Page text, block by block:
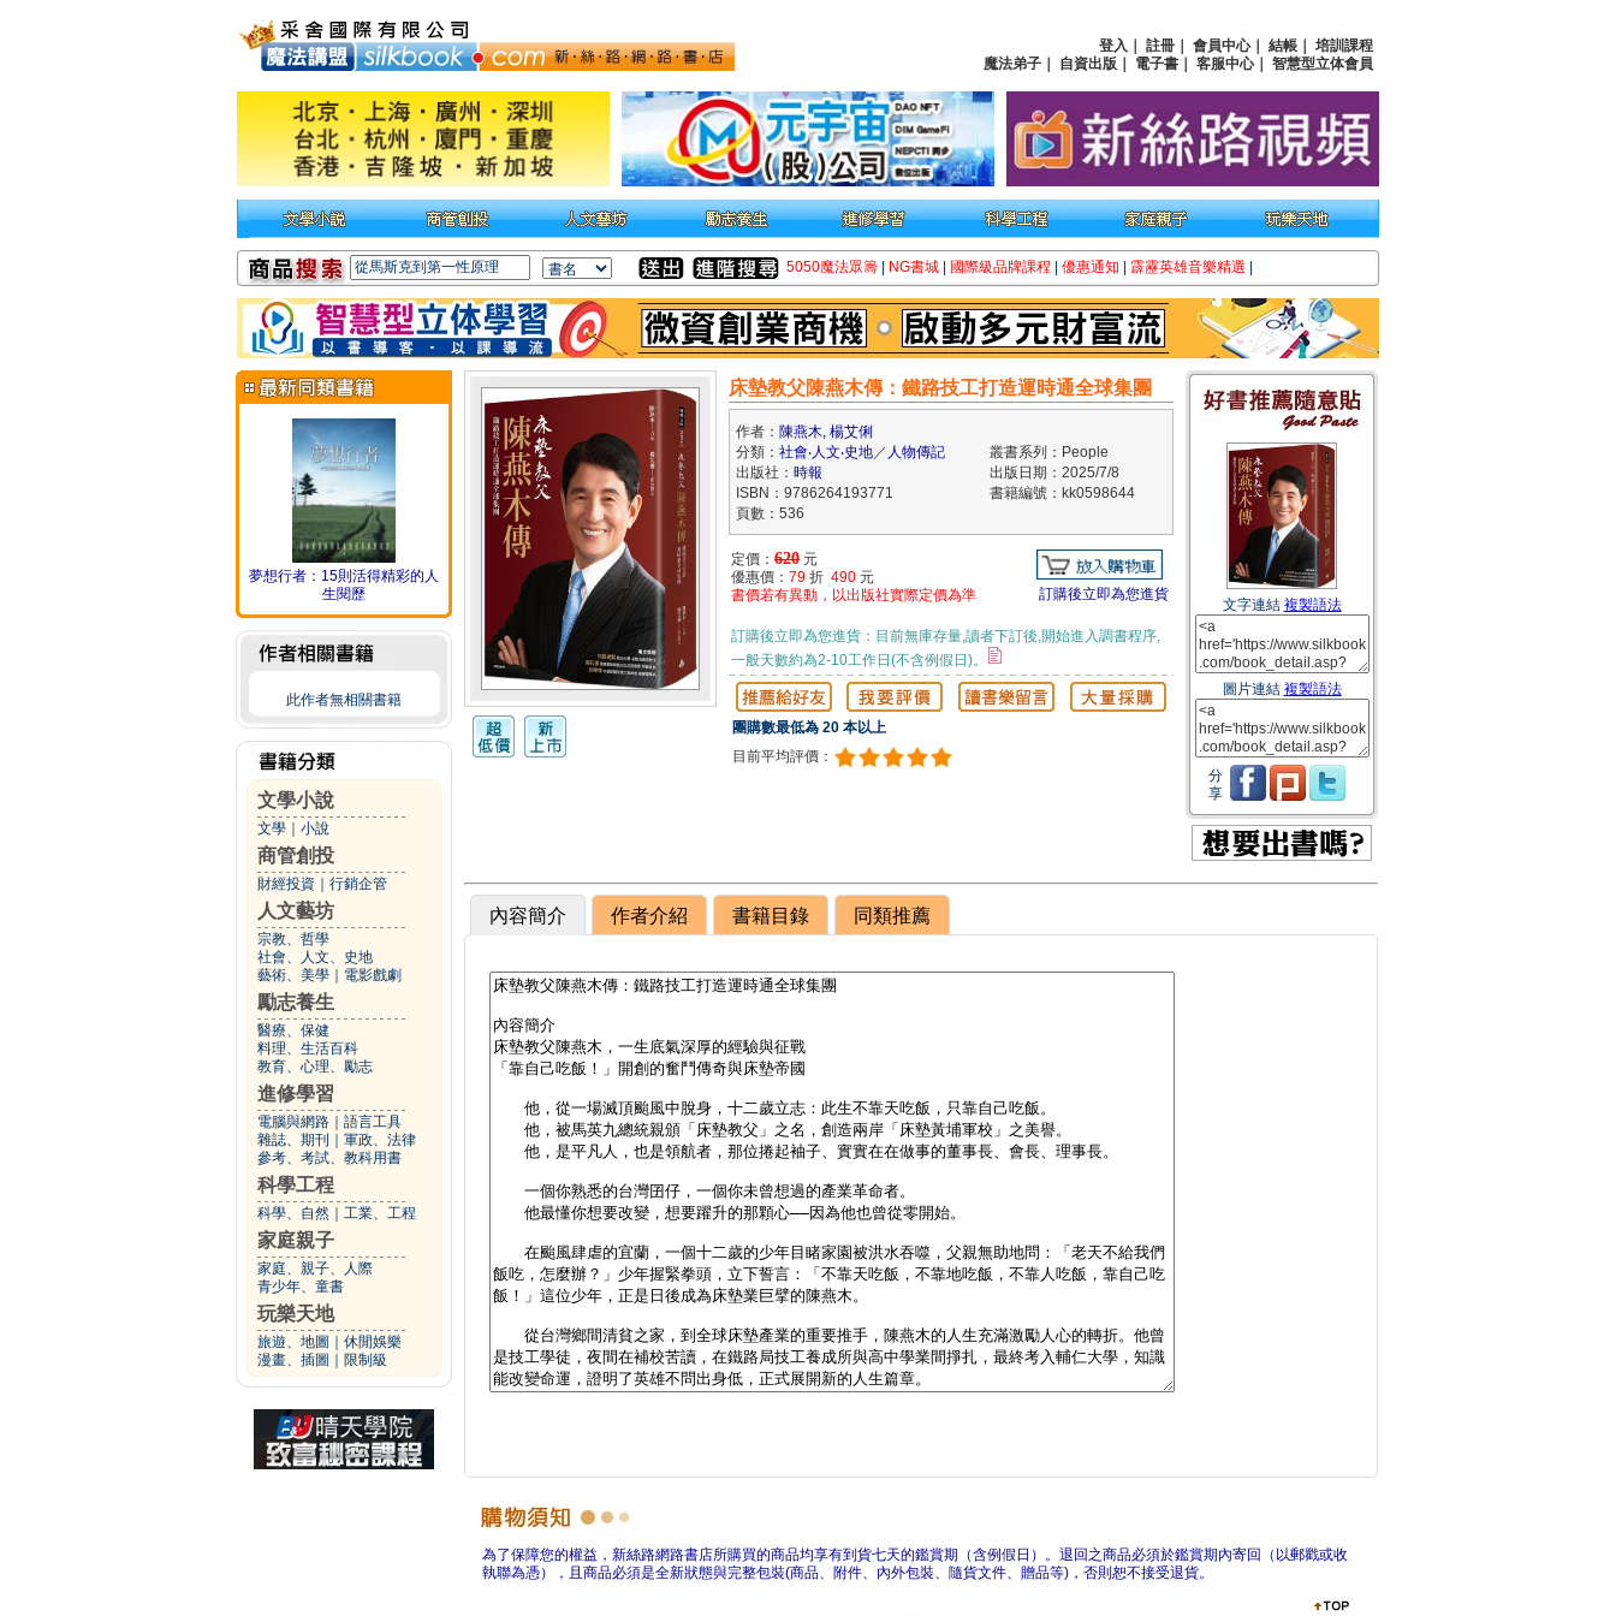
登入 註冊 會員中心｜ 結帳
培訓課程
魔法弟子
自資出版 電子書 客服中心｜ 智慧型立体會員
5050魔法眾籌 NG書城 國際級品牌課程 優惠通知 霹靂英雄音樂精選
夢想行者：15則活得精彩的人
生閱歷
此作者無相關書籍
文學小說
文學 小說
商管創投
財經投資 行銷企管
人文藝坊
宗教、哲學
社會、人文、史地
藝術、美學
電影戲劇
勵志養生
醫療、保健
料理、生活百科
教育、心理、勵志
進修學習
電腦與網路
語言工具
雜誌、期刊
軍政、法律
參考、考試、教科用書
科學工程
科學、自然 工業、工程
家庭親子
家庭、親子、人際
青少年、童書
玩樂天地
旅遊、地圖
休閒娛樂
漫畫、插圖
限制級
床墊教父陳燕木傳：鐵路技工打造運時通全球集團
作者： 陳燕木, 楊艾俐
分類： 社會‧人文‧史地／ 人物傳記
叢書系列：People
出版社： 時報
出版日期：2025/7/8
ISBN：9786264193771
書籍編號：kk0598644
頁數：536
定價： 620 元
優惠價： 79 折 490 元
書價若有異動，以出版社實際定價為準
訂購後立即為您進貨
訂購後立即為您進貨：目前無庫存量,讀者下訂後,開始進入調書程序,
一般天數約為2-10工作日(不含例假日)。
團購數最低為 20 本以上
目前平均評價：
文字連結 複製語法
圖片連結 複製語法
分
享
內容簡介 作者介紹 書籍目錄 同類推薦
為了保障您的權益，新絲路網路書店所購買的商品均享有到貨七天的鑑賞期（含例假日）。退回之商品必須於鑑賞期內寄回（以郵戳或收
執聯為憑），且商品必須是全新狀態與完整包裝(商品、附件、內外包裝、隨貨文件、贈品等)，否則恕不接受退貨。